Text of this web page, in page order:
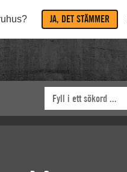
JA, DET STÄMMER